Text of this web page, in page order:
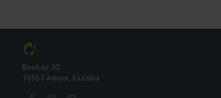
Βουλής 32
10557 Αθήνα, Ελλάδα